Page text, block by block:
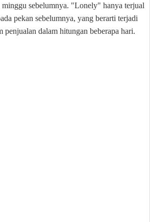
sebelumnya. "Lonely" hanya terjual
pekan sebelumnya, yang berarti terjadi
penjualan dalam hitungan beberapa hari.